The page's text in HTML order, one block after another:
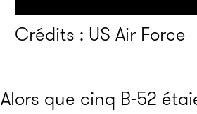
Crédits : US Air Force
Alors que cinq B-52